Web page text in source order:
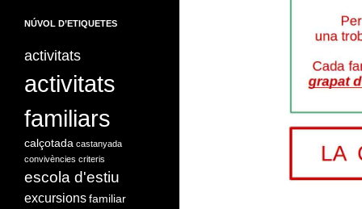
NÚVOL D’ETIQUETES
activitats
activitats
familiars
calçotada castanyada
convivències criteris
escola d'estiu
excursions familiar